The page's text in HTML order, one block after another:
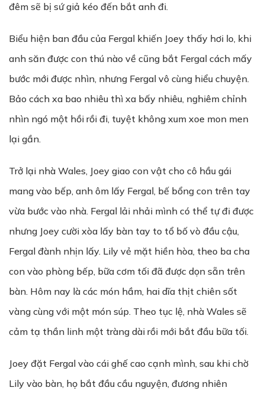
đêm sẽ bị sứ giả kéo đến bắt anh đi.
Biểu hiện ban đầu của Fergal khiến Joey thấy hơi lo, khi
anh săn được con thú nào về cũng bắt Fergal cách mấy
bước mới được nhìn, nhưng Fergal vô cùng hiểu chuyện.
Bảo cách xa bao nhiêu thì xa bấy nhiêu, nghiêm chỉnh
nhìn ngó một hồi rồi đi, tuyệt không xum xoe mon men
lại gần.
Trở lại nhà Wales, Joey giao con vật cho cô hầu gái
mang vào bếp, anh ôm lấy Fergal, bế bổng con trên tay
vừa bước vào nhà. Fergal lải nhải mình có thể tự đi được
nhưng Joey cười xòa lấy bàn tay to tổ bố vò đầu cậu,
Fergal đành nhịn lấy. Lily vẻ mặt hiền hòa, theo ba cha
con vào phòng bếp, bữa cơm tối đã được dọn sẵn trên
bàn. Hôm nay là các món hầm, hai dĩa thịt chiên sốt
vàng cùng với một món súp. Theo tục lệ, nhà Wales sẽ
cảm tạ thần linh một tràng dài rồi mới bắt đầu bữa tối.
Joey đặt Fergal vào cái ghế cao cạnh mình, sau khi chờ
Lily vào bàn, họ bắt đầu cầu nguyện, đương nhiên